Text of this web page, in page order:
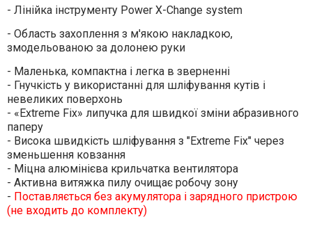
- Лінійка інструменту Power X-Change system
- Область захоплення з м'якою накладкою,
змодельованою за долонею руки
- Маленька, компактна і легка в зверненні
- Гнучкість у використанні для шліфування кутів і
невеликих поверхонь
- «Extreme Fix» липучка для швидкої зміни абразивного
паперу
- Висока швидкість шліфування з "Extreme Fix" через
зменьшення ковзання
- Міцна алюмінієва крильчатка вентилятора
- Активна витяжка пилу очищає робочу зону
- Поставляється без акумулятора і зарядного пристрою
(не входить до комплекту)